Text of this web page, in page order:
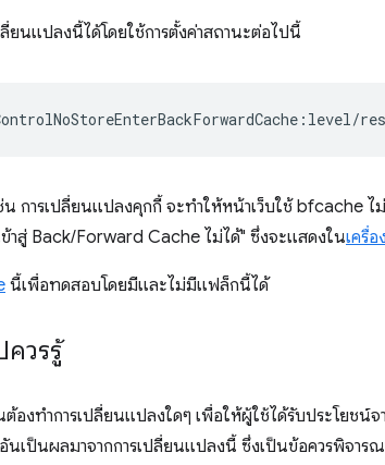
นแปลงนี้ได้โดยใช้การตั้งค่าสถานะต่อไปนี้
การเปลี่ยนแปลงคุกกี้ จะทําให้หน้าเว็บใช้ bfcache ไ
ข้าสู่ Back/Forward Cache ไม่ได้" ซึ่งจะแสดงในเครื่
นี้เพื่อทดสอบโดยมีและไม่มีแฟล็กนี้ได้
วรรู้
องทำการเปลี่ยนแปลงใดๆ เพื่อให้ผู้ใช้ได้รับประโยช
เป็นผลมาจากการเปลี่ยนแปลงนี้ ซึ่งเป็นข้อควรพิจาร